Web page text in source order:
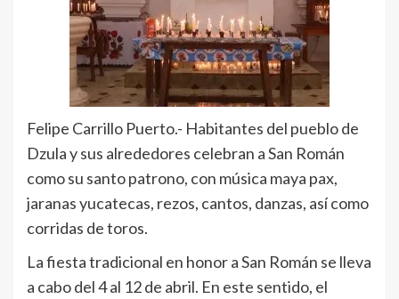
Felipe Carrillo Puerto.- Habitantes del pueblo de
Dzula y sus alrededores celebran a San Román
como su santo patrono, con música maya pax,
jaranas yucatecas, rezos, cantos, danzas, así como
corridas de toros.
La fiesta tradicional en honor a San Román se lleva
a cabo del 4 al 12 de abril. En este sentido, el